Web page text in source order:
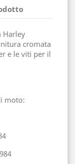
Harley
cromata
e le viti per il
moto: